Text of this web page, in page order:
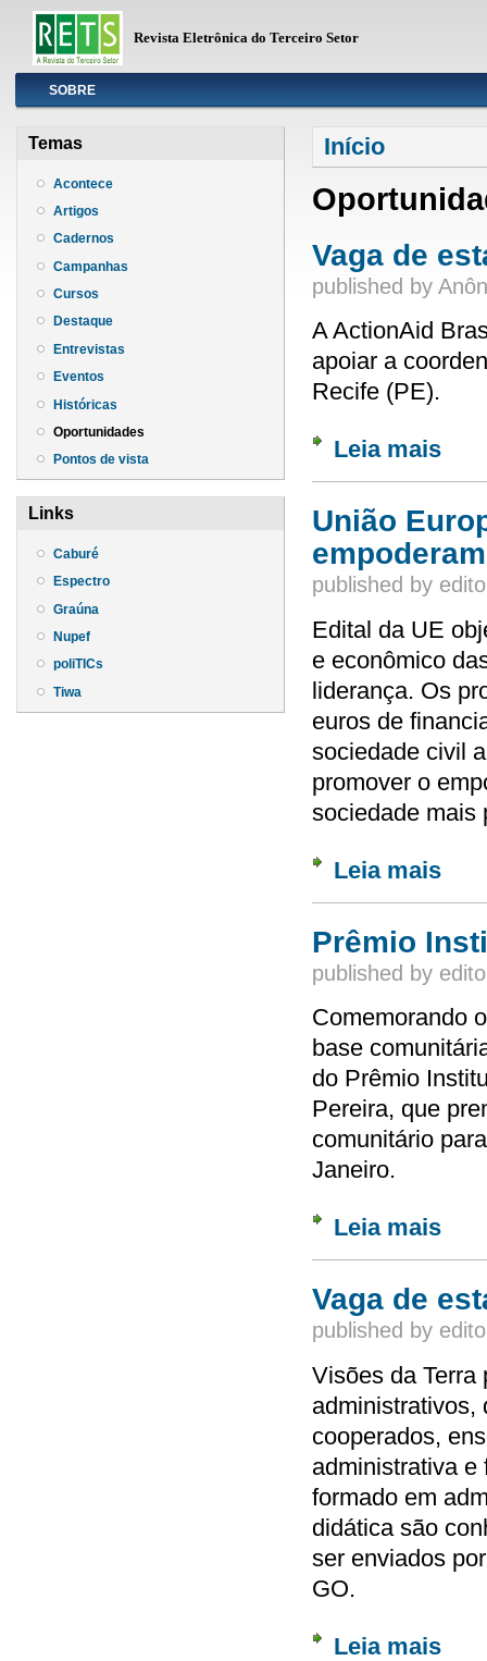
Revista Eletrônica do Terceiro Setor
InfoSOBRE
Temas
Acontece
Artigos
Cadernos
Campanhas
Cursos
Destaque
Entrevistas
Eventos
Históricas
Oportunidades
Pontos de vista
Links
Caburé
Espectro
Graúna
Nupef
poliTICs
Tiwa
Você está aqui
Início
Vaga de
published by
A ActionAid
apoiar a
Recife (PE).
Leia mais
União
published by
Edital da UE
e econômico
liderança. Os
euros de
sociedade civil
promover o
sociedade mais
Leia mais
Prêmio
published by
Comemorando
base
do Prêmio
Pereira, que
comunitário
Janeiro.
Leia mais
Vaga de
published by
Visões da Terra
administrativos,
cooperados,
administrativa e
formado em
didática são
ser enviados
GO.
Leia mais